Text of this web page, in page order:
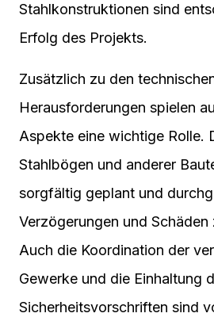
Stahlkonstruktionen sind
Erfolg des Projekts.
Zusätzlich zu den
Herausforderungen spielen
Aspekte eine wichtige Rolle.
Stahlbögen und anderer
sorgfältig geplant und
Verzögerungen und Schäden
Auch die Koordination der
Gewerke und die Einhaltung
Sicherheitsvorschriften sind